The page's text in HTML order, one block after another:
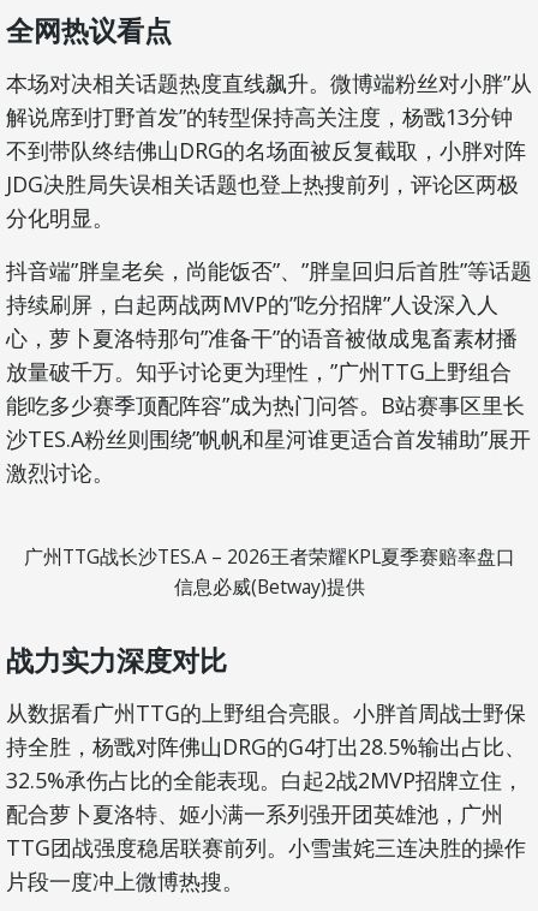
全网热议看点
本场对决相关话题热度直线飙升。微博端粉丝对小胖”从
解说席到打野首发”的转型保持高关注度，杨戬13分钟
不到带队终结佛山DRG的名场面被反复截取，小胖对阵
JDG决胜局失误相关话题也登上热搜前列，评论区两极
分化明显。
抖音端”胖皇老矣，尚能饭否”、”胖皇回归后首胜”等话题
持续刷屏，白起两战两MVP的”吃分招牌”人设深入人
心，萝卜夏洛特那句”准备干”的语音被做成鬼畜素材播
放量破千万。知乎讨论更为理性，”广州TTG上野组合
能吃多少赛季顶配阵容”成为热门问答。B站赛事区里长
沙TES.A粉丝则围绕”帆帆和星河谁更适合首发辅助”展开
激烈讨论。
广州TTG战长沙TES.A – 2026王者荣耀KPL夏季赛赔率盘口
信息必威(Betway)提供
战力实力深度对比
从数据看广州TTG的上野组合亮眼。小胖首周战士野保
持全胜，杨戬对阵佛山DRG的G4打出28.5%输出占比、
32.5%承伤占比的全能表现。白起2战2MVP招牌立住，
配合萝卜夏洛特、姬小满一系列强开团英雄池，广州
TTG团战强度稳居联赛前列。小雪蚩姹三连决胜的操作
片段一度冲上微博热搜。